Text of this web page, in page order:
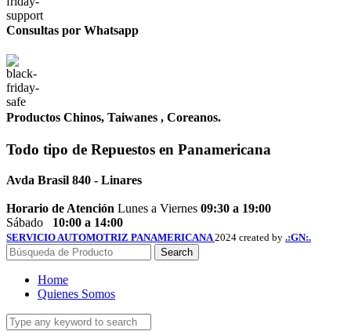
Consultas por Whatsapp
Productos Chinos, Taiwanes , Coreanos.
Todo tipo de Repuestos en Panamericana
Avda Brasil 840 - Linares
Horario de Atención Lunes a Viernes 09:30 a 19:00
Sábado 10:00 a 14:00
SERVICIO AUTOMOTRIZ PANAMERICANA2024 created by .:GN:.
Search
Home
Quienes Somos